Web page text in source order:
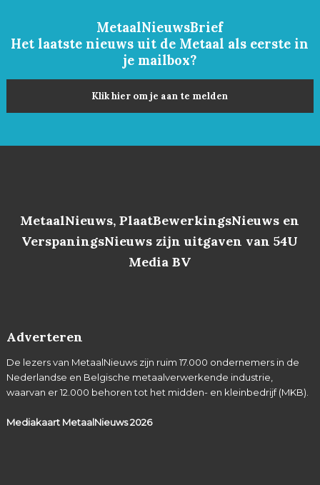
MetaalNieuwsBrief
Het laatste nieuws uit de Metaal als eerste in
je mailbox?
Klik hier om je aan te melden
MetaalNieuws, PlaatBewerkingsNieuws en
VerspaningsNieuws zijn uitgaven van 54U
Media BV
Adverteren
De lezers van MetaalNieuws zijn ruim 17.000 ondernemers in de
Nederlandse en Belgische metaalverwerkende industrie,
waarvan er 12.000 behoren tot het midden- en kleinbedrijf (MKB).
Mediakaart MetaalNieuws2026